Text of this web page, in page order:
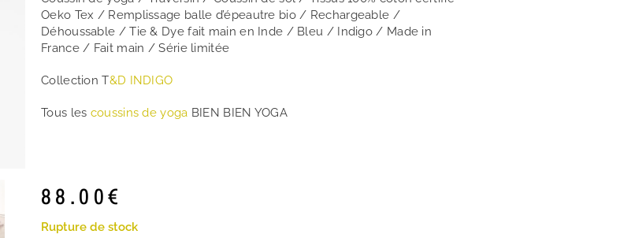
Oeko Tex / Remplissage balle d’épeautre bio / Rechargeable /
Déhoussable / Tie & Dye fait main en Inde / Bleu / Indigo / Made in
France / Fait main / Série limitée
Collection T&D INDIGO
Tous les coussins de yoga BIEN BIEN YOGA
88.00€
Rupture de stock